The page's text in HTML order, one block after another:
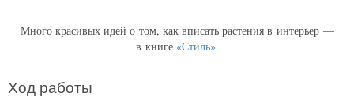
Много красивых идей о том, как вписать растения в интерьер —
в книге «Стиль».
Ход работы